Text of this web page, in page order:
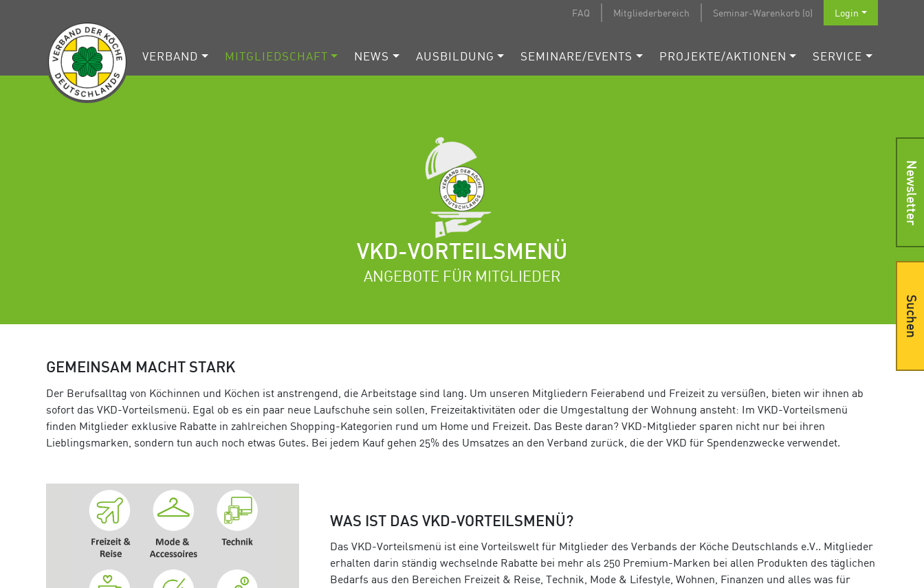
FAQ Mitgliederbereich Seminar-Warenkorb (0) Login
VERBAND MITGLIEDSCHAFT NEWS AUSBILDUNG SEMINARE/EVENTS PROJEKTE/AKTIONEN SERVICE
VKD-VORTEILSMENÜ
ANGEBOTE FÜR MITGLIEDER
GEMEINSAM MACHT STARK
Der Berufsalltag von Köchinnen und Köchen ist anstrengend, die Arbeitstage sind lang. Um unseren Mitgliedern Feierabend und Freizeit zu versüßen, bieten wir ihnen ab
sofort das VKD-Vorteilsmenü. Egal ob es ein paar neue Laufschuhe sein sollen, Freizeitaktivitäten oder die Umgestaltung der Wohnung ansteht: Im VKD-Vorteilsmenü
finden Mitglieder exklusive Rabatte in zahlreichen Shopping-Kategorien rund um Home und Freizeit. Das Beste daran? VKD-Mitglieder sparen nicht nur bei ihren
Lieblingsmarken, sondern tun auch noch etwas Gutes. Bei jedem Kauf gehen 25% des Umsatzes an den Verband zurück, die der VKD für Spendenzwecke verwendet.
WAS IST DAS VKD-VORTEILSMENÜ?
Das VKD-Vorteilsmenü ist eine Vorteilswelt für Mitglieder des Verbands der Köche Deutschlands e.V.. Mitglieder
erhalten darin ständig wechselnde Rabatte bei mehr als 250 Premium-Marken bei allen Produkten des täglichen
Bedarfs aus den Bereichen Freizeit & Reise, Technik, Mode & Lifestyle, Wohnen, Finanzen und alles was für
Newsletter
Suchen